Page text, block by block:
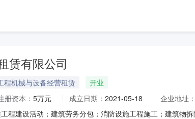
赁有限公司
程机械与设备经营租赁
开业
册资本： 5万元 成立日期： 2021-05-18 企业地址：